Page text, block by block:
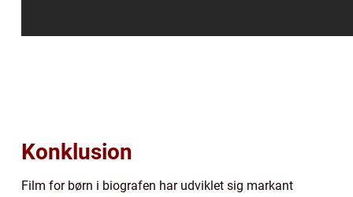
Konklusion
Film for børn i biografen har udviklet sig markant